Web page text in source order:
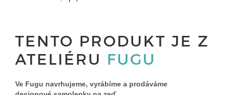
TENTO PRODUKT JE Z
ATELIÉRU FUGU
Ve Fugu navrhujeme, vyrábíme a prodáváme